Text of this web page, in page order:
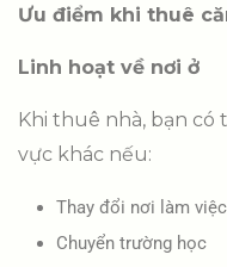
Ưu điểm khi thuê
Linh hoạt về nơi ở
Khi thuê nhà, bạn
vực khác nếu:
Thay đổi nơi làm việc
Chuyển trường học